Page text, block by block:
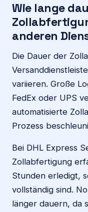
Wie lange
anderen
Die Dauer der
variieren. Große
FedEx oder UPS
automatisierte
Prozess
Bei DHL Express
Zollabfertigung
Stunden erledigt,
vollständig sind.
länger dauern, da